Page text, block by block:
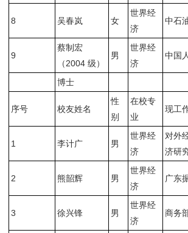
8 吴春岚 女
世界经
济
中石
9
蔡制宏
（2004 级）
男
世界经
济
中国
博士
序号 校友姓名
性
别
在校专
业
现工
1 李计广 男
世界经
济
对外
济研
2 熊韶辉 男
世界经
济
广东
3 徐兴锋 男
世界经
济
商务